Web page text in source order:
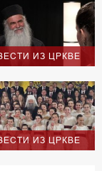
ИЗ ЦРКВЕ
ИЗ ЦРКВЕ